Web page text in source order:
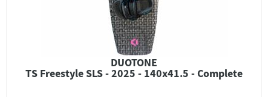
DUOTONE
TS Freestyle SLS - 2025 - 140x41.5 - Complete